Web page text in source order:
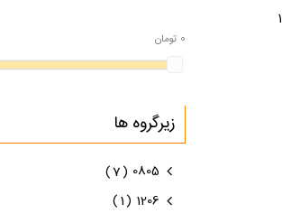
1
0 تومان
زیرگروه ها
0805
7
1206
1